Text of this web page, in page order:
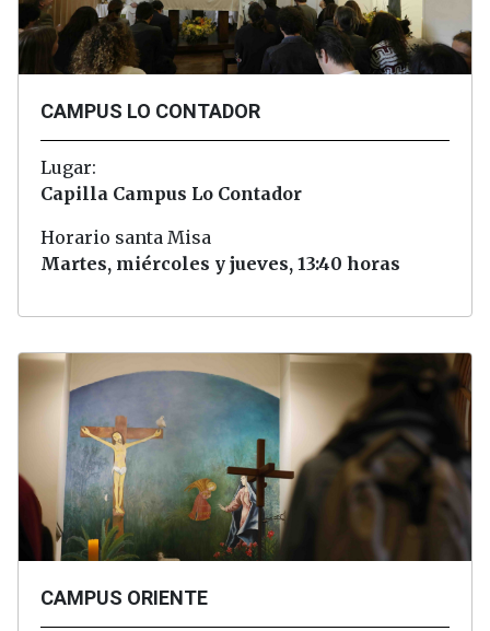
CAMPUS LO CONTADOR
Lugar:
Capilla Campus Lo Contador
Horario santa Misa
Martes, miércoles y jueves, 13:40 horas
CAMPUS ORIENTE